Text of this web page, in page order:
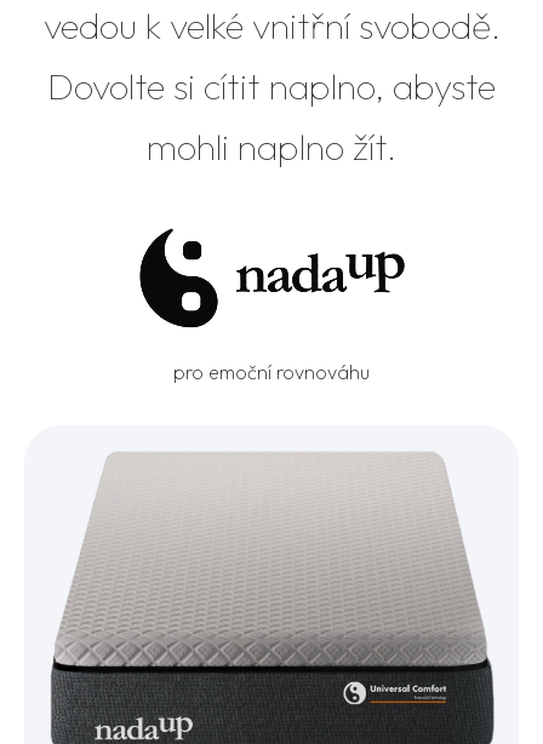
vedou k velké vnitřní svobodě.
Dovolte si cítit naplno, abyste
mohli naplno žít.
pro emoční rovnováhu